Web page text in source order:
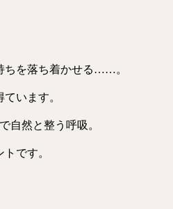
ちを落ち着かせる……。
います。
自然と整う呼吸。
です。